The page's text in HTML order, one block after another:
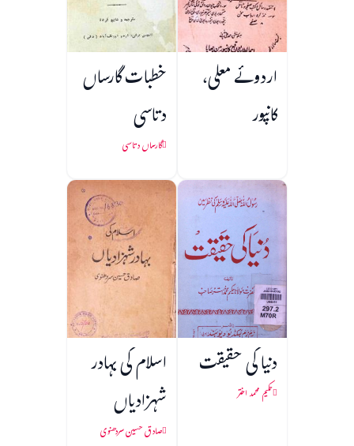
اردوئے معلی،
کانپور
خطبات گارساں
دتاسی
گارساں دتاسی
دنیا کی حقیقت
حکیم محمد اختر
اسلام کی بہادر
شہزادیاں
صادق حسین سردھنوی